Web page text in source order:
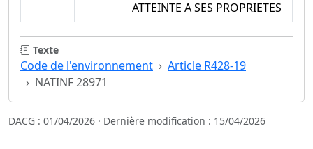
ATTEINTE A SES PROPRIETES
Texte
Code de l'environnement
Article R428-19
NATINF 28971
DACG : 01/04/2026 · Dernière modification : 15/04/2026